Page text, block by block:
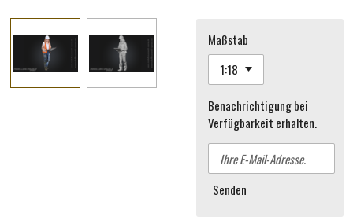
Maßstab
Benachrichtigung bei
Verfügbarkeit erhalten.
Senden